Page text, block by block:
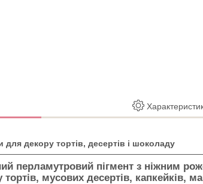
декору тортів, десертів і шоколаду
перламутровий пігмент з ніжним
мусових десертів, капкейків,